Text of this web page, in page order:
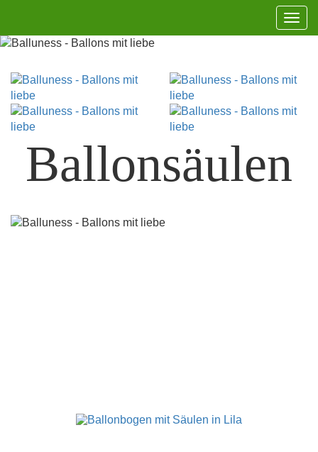
Ballonsäulen